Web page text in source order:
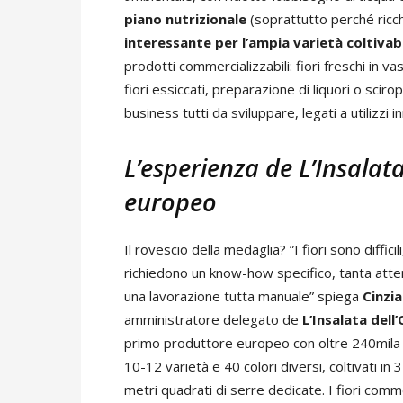
piano nutrizionale (soprattutto perché
interessante per l’ampia varietà
prodotti commercializzabili: fiori freschi in
fiori essiccati, preparazione di liquori o
business tutti da sviluppare, legati a utilizzi
L’esperienza de
europeo
Il rovescio della medaglia? ”I fiori sono
richiedono un know-how specifico, tanta
una lavorazione tutta manuale” spiega
amministratore delegato de L’Insalata
primo produttore europeo con oltre 240mila
10-12 varietà e 40 colori diversi, coltivati in
metri quadrati di serre dedicate. I fiori